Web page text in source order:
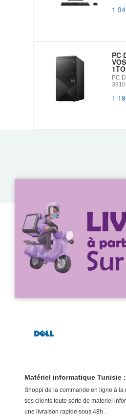
1
PC
1TO
PC
1
Matériel informatique Tunisie
Shoppi de la commande en ligne à la
ses clients toute sorte de materiel
une livraison rapide sous 48h .